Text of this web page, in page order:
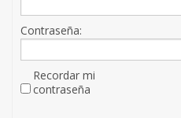
Contraseña:
Recordar mi
contraseña